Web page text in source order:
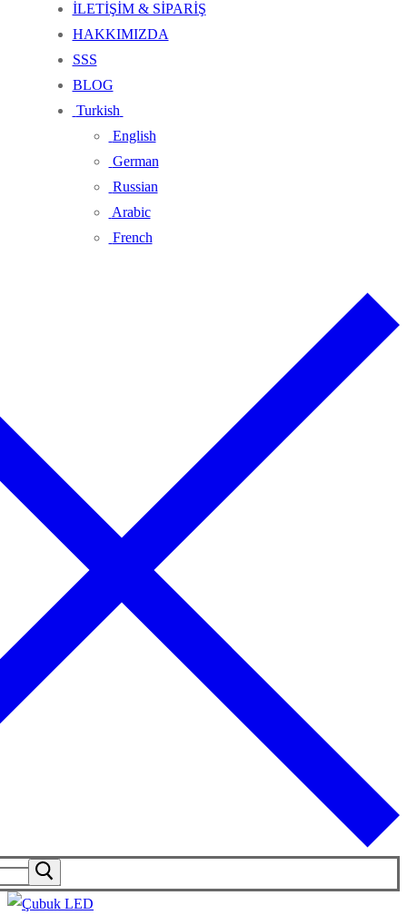
İLETİŞİM & SİPARİŞ
HAKKIMIZDA
SSS
BLOG
Turkish
English
German
Russian
Arabic
French